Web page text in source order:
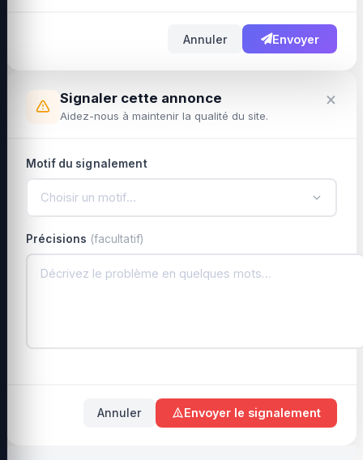
Annuler Envoyer
Signaler cette annonce
Aidez-nous à maintenir la qualité du site.
×
Motif du signalement
Choisir un motif…
Précisions (facultatif)
Annuler Envoyer le signalement